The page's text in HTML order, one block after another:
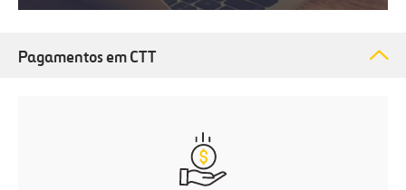
Pagamentos em CTT